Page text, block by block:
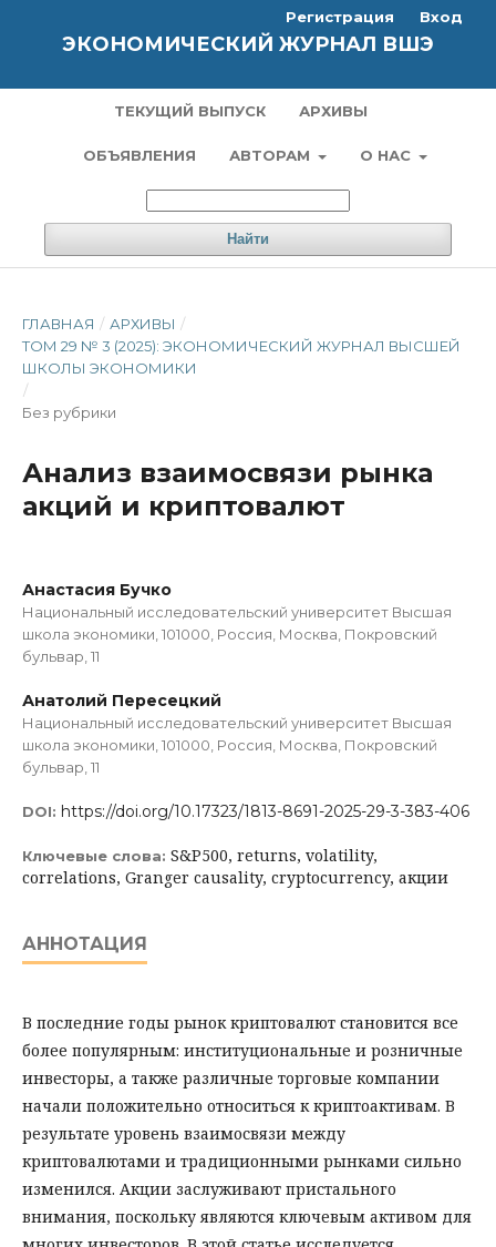
ЭКОНОМИЧЕСКИЙ ЖУРНАЛ ВШЭ
ТЕКУЩИЙ ВЫПУСК АРХИВЫ
ОБЪЯВЛЕНИЯ АВТОРАМ О НАС
Найти
Регистрация Вход
ГЛАВНАЯ / АРХИВЫ /
ТОМ 29 № 3 (2025): ЭКОНОМИЧЕСКИЙ ЖУРНАЛ ВЫСШЕЙ
ШКОЛЫ ЭКОНОМИКИ
/
Без рубрики
Анализ взаимосвязи рынка
акций и криптовалют
Анастасия Бучко
Национальный исследовательский университет Высшая
школа экономики, 101000, Россия, Москва, Покровский
бульвар, 11
Анатолий Пересецкий
Национальный исследовательский университет Высшая
школа экономики, 101000, Россия, Москва, Покровский
бульвар, 11
DOI: https://doi.org/10.17323/1813-8691-2025-29-3-383-406
Ключевые слова: S&P500, returns, volatility,
correlations, Granger causality, cryptocurrency, акции
АННОТАЦИЯ
В последние годы рынок криптовалют становится все
более популярным: институ­циональные и розничные
инвесторы, а также различные торговые компании
начали положительно относиться к криптоактивам. В
результате уровень взаимосвязи между
криптовалютами и традиционными рынками сильно
изменился. Акции заслуживают пристального
внимания, поскольку являются ключевым активом для